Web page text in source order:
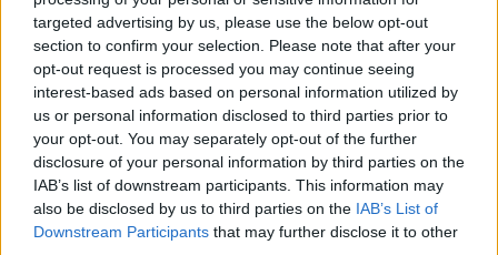
targeted advertising by us, please use the below opt-out
section to confirm your selection. Please note that after your
opt-out request is processed you may continue seeing
interest-based ads based on personal information utilized by
us or personal information disclosed to third parties prior to
your opt-out. You may separately opt-out of the further
disclosure of your personal information by third parties on the
IAB’s list of downstream participants. This information may
also be disclosed by us to third parties on the IAB’s List of
Downstream Participants that may further disclose it to other
Megérkezett az FX „A mackó” utolsó évadának
várva várt előzetese
Zendaya és Tom Holland először 2016-ban, a
Pókember: Hazatérés munkálatai során
találkozott egymással, majd később a hálószövő
kalandjait elbeszélő trilógia másik két darabjában
(Pókember: Idegenben, Pókember: Nincs hazaút)